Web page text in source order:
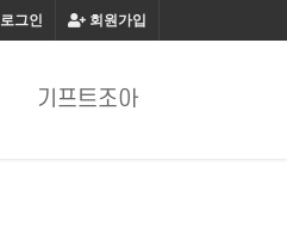
회원가입
로그인
기프트조아